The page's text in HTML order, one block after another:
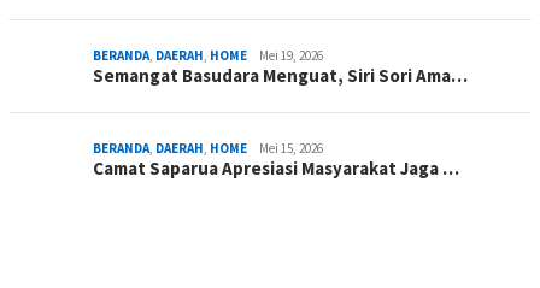
BERANDA, DAERAH, HOME Mei 19, 2026
Semangat Basudara Menguat, Siri Sori Ama…
BERANDA, DAERAH, HOME Mei 15, 2026
Camat Saparua Apresiasi Masyarakat Jaga …